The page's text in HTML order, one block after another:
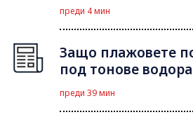
преди 4 мин
Защо плажовете
под тонове
преди 39 мин